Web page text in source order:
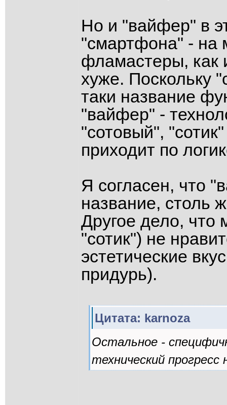
Но и "вайфер" в
"смартфона" - на
фламастеры, как
хуже. Поскольку
таки название
"вайфер" -
"сотовый",
приходит по
Я согласен, что
название, столь
Другое дело, что
"сотик") не
эстетические
придурь).
Цитата: karnoza
Остальное -
технический